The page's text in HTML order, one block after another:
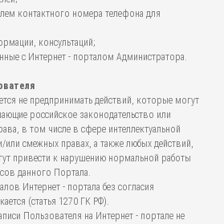
контактного номера телефона для
консультаций;
с Интернет - порталом Администратора.
не предпринимать действий, которые могут
российское законодательство или
в том числе в сфере интеллектуальной
или смежных правах, а также любых действий,
привести к нарушению нормальной работы
данного Портала.
Интернет - портала без согласия
(статья 1270 ГК РФ).
Пользователя на Интернет - портале не